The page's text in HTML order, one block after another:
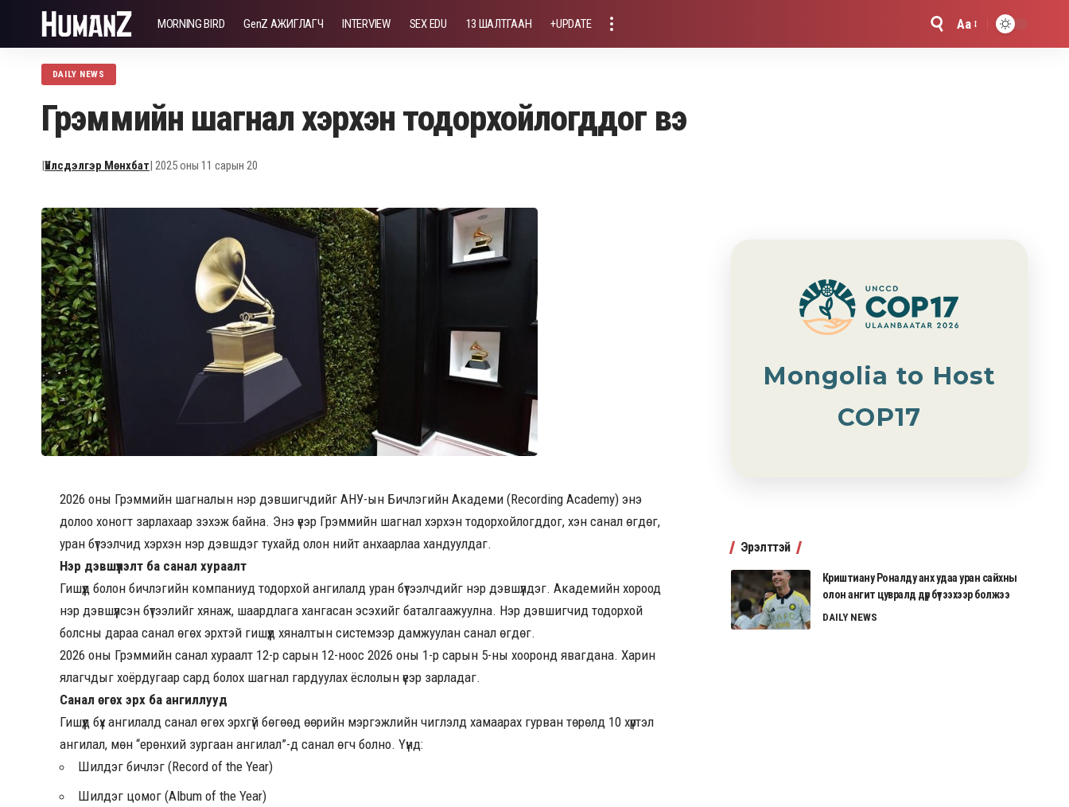
MORNING BIRD GenZ АЖИГЛАГЧ INTERVIEW SEX EDU 13 ШАЛТГААН +UPDATE
Font
Aa
DAILY NEWS
Грэммийн шагнал хэрхэн тодорхойлогддог вэ
|Үйлсдэлгэр Мөнхбат| 2025 оны 11 сарын 20
2026 оны Грэммийн шагналын нэр дэвшигчдийг АНУ-ын Бичлэгийн Академи (Recording Academy) энэ
долоо хоногт зарлахаар зэхэж байна. Энэ үеэр Грэммийн шагнал хэрхэн тодорхойлогддог, хэн санал өгдөг,
уран бүтээлчид хэрхэн нэр дэвшдэг тухайд олон нийт анхаарлаа хандуулдаг.
Нэр дэвшүүлэлт ба санал хураалт
Гишүүд болон бичлэгийн компаниуд тодорхой ангилалд уран бүтээлчдийг нэр дэвшүүлдэг. Академийн хороод
нэр дэвшүүлсэн бүтээлийг хянаж, шаардлага хангасан эсэхийг баталгаажуулна. Нэр дэвшигчид тодорхой
болсны дараа санал өгөх эрхтэй гишүүд хяналтын системээр дамжуулан санал өгдөг.
2026 оны Грэммийн санал хураалт 12-р сарын 12-ноос 2026 оны 1-р сарын 5-ны хооронд явагдана. Харин
ялагчдыг хоёрдугаар сард болох шагнал гардуулах ёслолын үеэр зарладаг.
Санал өгөх эрх ба ангиллууд
Гишүүд бүх ангилалд санал өгөх эрхгүй бөгөөд өөрийн мэргэжлийн чиглэлд хамаарах гурван төрөлд 10 хүртэл
ангилал, мөн “ерөнхий зургаан ангилал”-д санал өгч болно. Үүнд:
Шилдэг бичлэг (Record of the Year)
Шилдэг цомог (Album of the Year)
Mongolia to Host
COP17
Эрэлттэй
Криштиану Роналду анх удаа уран сайхны
олон ангит цувралд дүр бүтээхээр болжээ
DAILY NEWS